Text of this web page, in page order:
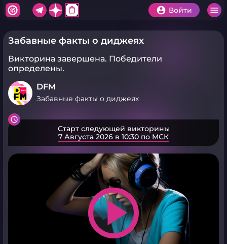
shopping_bag Войти
Забавные факты о диджеях
Викторина завершена. Победители
определены.
DFM
Забавные факты о диджеях
Старт следующей викторины
7 Августа 2026 в 10:30 по МСК
play_arrow